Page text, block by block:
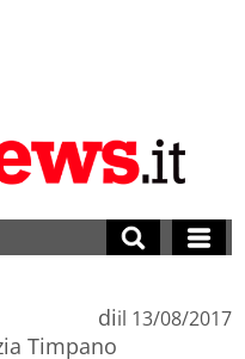
di
Timpano
il 13/08/2017